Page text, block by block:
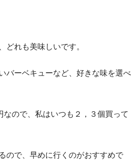
どれも美味しいです。
バーベキューなど、好きな味を選べ
なので、私はいつも２，３個買って
ので、早めに行くのがおすすめで